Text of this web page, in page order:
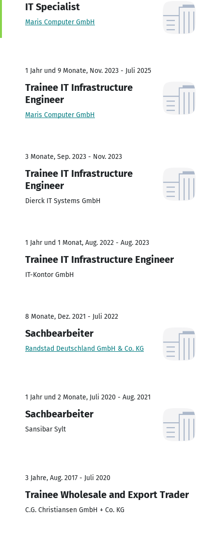
IT Specialist
Maris Computer GmbH
1 Jahr und 9 Monate, Nov. 2023 - Juli 2025
Trainee IT Infrastructure
Engineer
Maris Computer GmbH
3 Monate, Sep. 2023 - Nov. 2023
Trainee IT Infrastructure
Engineer
Dierck IT Systems GmbH
1 Jahr und 1 Monat, Aug. 2022 - Aug. 2023
Trainee IT Infrastructure Engineer
IT-Kontor GmbH
8 Monate, Dez. 2021 - Juli 2022
Sachbearbeiter
Randstad Deutschland GmbH & Co. KG
1 Jahr und 2 Monate, Juli 2020 - Aug. 2021
Sachbearbeiter
Sansibar Sylt
3 Jahre, Aug. 2017 - Juli 2020
Trainee Wholesale and Export Trader
C.G. Christiansen GmbH + Co. KG